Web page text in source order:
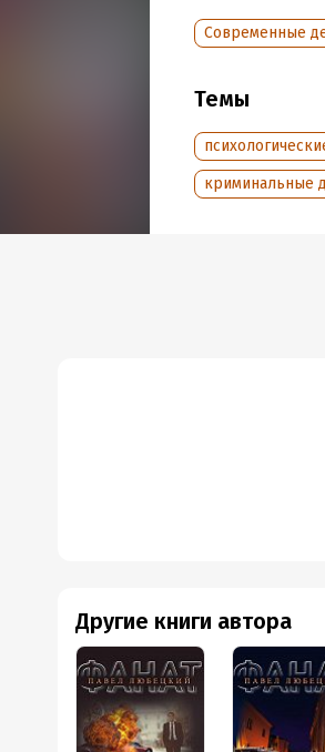
Подробная
Дата написания:
Год издания:
Дата
Современные
Темы
криминальные
Другие книги автора